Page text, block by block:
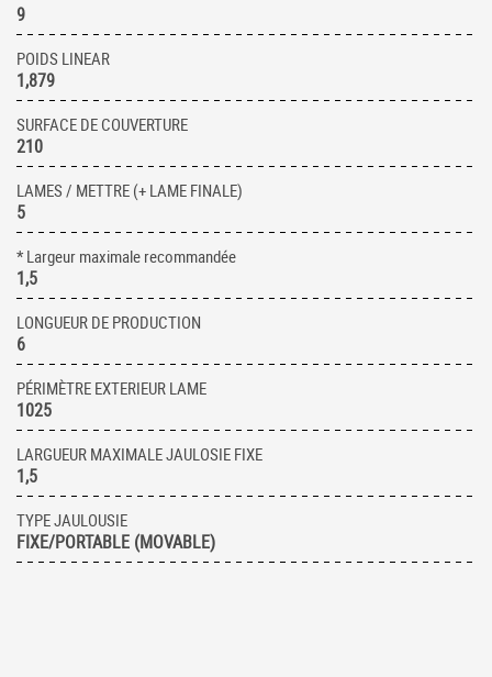
9
POIDS LINEAR
1,879
SURFACE DE COUVERTURE
210
LAMES / METTRE (+ LAME FINALE)
5
* Largeur maximale recommandée
1,5
LONGUEUR DE PRODUCTION
6
PÉRIMÈTRE EXTERIEUR LAME
1025
LARGUEUR MAXIMALE JAULOSIE FIXE
1,5
TYPE JAULOUSIE
FIXE/PORTABLE (MOVABLE)